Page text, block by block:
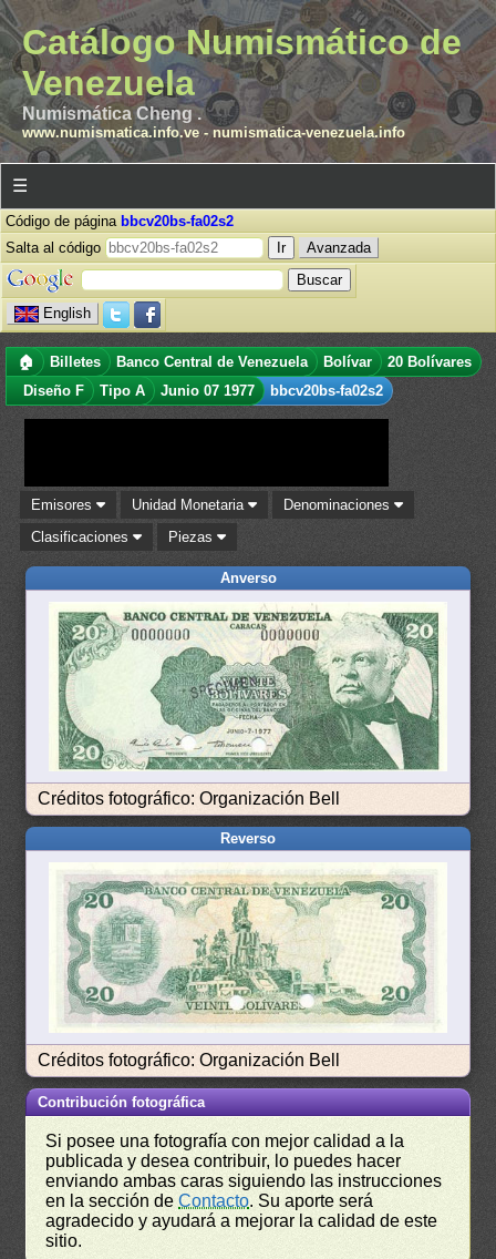
Catálogo Numismático de
Venezuela
Numismática Cheng .
www.numismatica.info.ve- numismatica-venezuela.info
☰
Código de página bbcv20bs-fa02s2
Salta al código
Avanzada
English
🏠 Billetes Banco Central de Venezuela Bolívar
20 Bolívares
Diseño F
Tipo A Junio 07 1977 bbcv20bs-fa02s2
Emisores Unidad Monetaria
Denominaciones
Clasificaciones
Piezas
Anverso
Créditos fotográfico: Organización Bell
Reverso
Créditos fotográfico: Organización Bell
Contribución fotográfica
Si posee una fotografía con mejor calidad a la
publicada y desea contribuir, lo puedes hacer
enviando ambas caras siguiendo las instrucciones
en la sección deContacto. Su aporte será
agradecido y ayudará a mejorar la calidad de este
sitio.